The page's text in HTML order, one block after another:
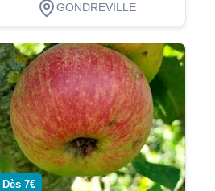
GONDREVILLE
Dégustation
Dès 7€